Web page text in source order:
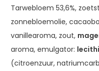
Tarwebloem 53,6%,
zonnebloemolie,
vanillearoma, zout,
aroma, emulgator:
(citroenzuur,